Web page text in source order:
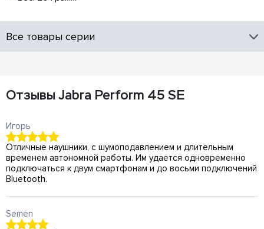
Все товары серии
Отзывы Jabra Perform 45 SE
Игорь
Отличные наушники, с шумоподавлением и длительным
временем автономной работы. Им удается одновременно
подключаться к двум смартфонам и до восьми подключений
Bluetooth.
Semen